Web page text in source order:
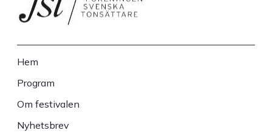
Sidfot
Hem
Program
Om festivalen
Nyhetsbrev